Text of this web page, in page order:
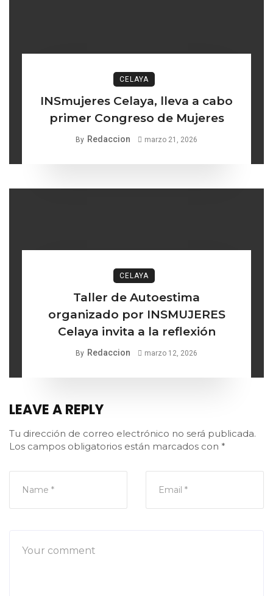
CELAYA
INSmujeres Celaya, lleva a cabo
primer Congreso de Mujeres
By Redaccion marzo 21, 2026
CELAYA
Taller de Autoestima
organizado por INSMUJERES
Celaya invita a la reflexión
By Redaccion marzo 12, 2026
LEAVE A REPLY
Tu dirección de correo electrónico no será publicada.
Los campos obligatorios están marcados con *